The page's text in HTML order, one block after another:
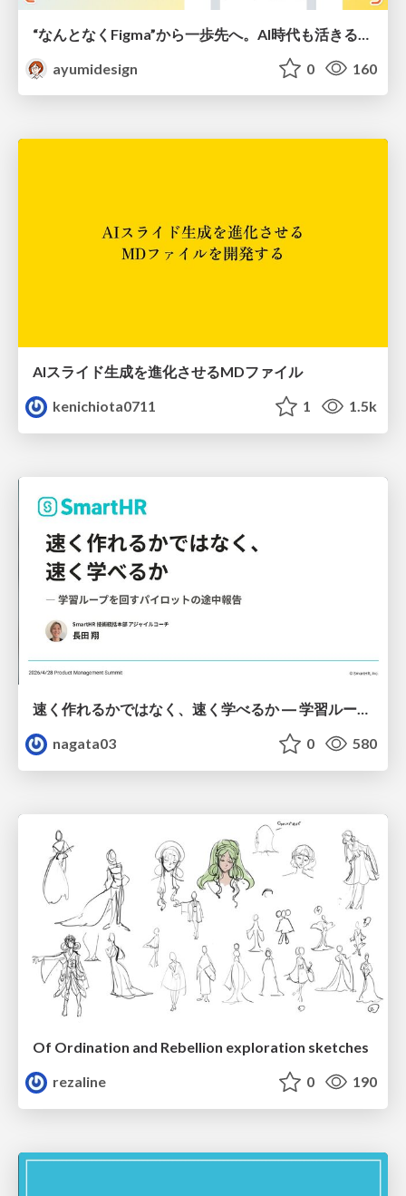
ayumidesign
0 160
AIスライド生成を進化させるMDファイル
kenichiota0711
1 1.5k
速く作れるかではなく、速く学べるか ― 学習ループを回すパイロットの途中報告
nagata03
0 580
Of Ordination and Rebellion exploration sketches
rezaline
0 190